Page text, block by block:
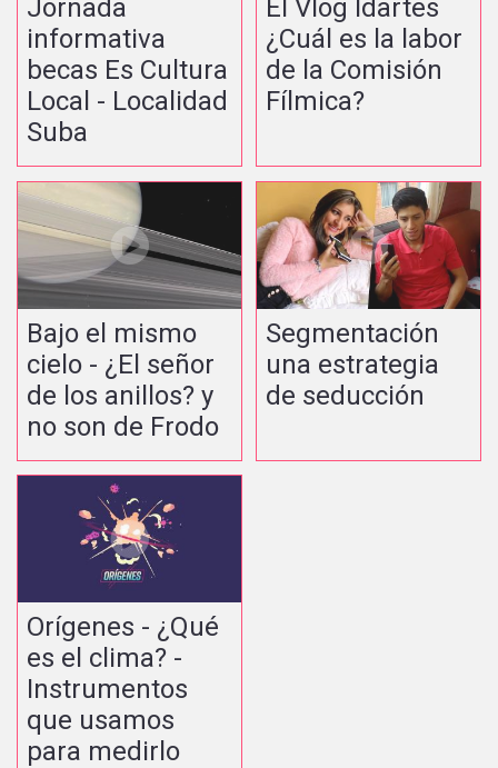
Jornada
informativa
becas Es Cultura
Local - Localidad
Suba
El Vlog Idartes
¿Cuál es la labor
de la Comisión
Fílmica?
Bajo el mismo
cielo - ¿El señor
de los anillos? y
no son de Frodo
Segmentación
una estrategia
de seducción
Orígenes - ¿Qué
es el clima? -
Instrumentos
que usamos
para medirlo